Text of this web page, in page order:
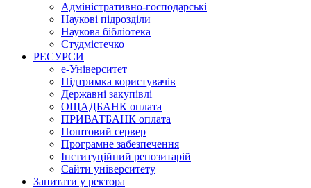
Адміністративно-господарські
Наукові підрозділи
Наукова бібліотека
Студмістечко
РЕСУРСИ
е-Університет
Підтримка користувачів
Державні закупівлі
ОЩАДБАНК оплата
ПРИВАТБАНК оплата
Поштовий сервер
Програмне забезпечення
Інституційний репозитарій
Сайти університету
Запитати у ректора